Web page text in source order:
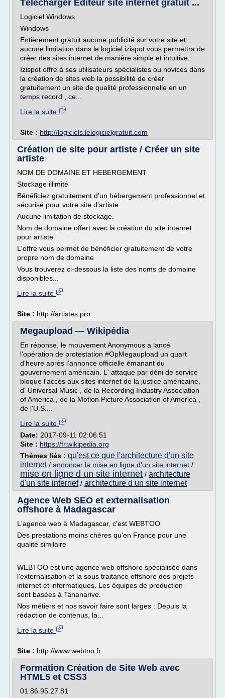
Télécharger Editeur site internet gratuit ...
Logiciel Windows
Windows
Entièrement gratuit aucune publicité sur votre site et
aucune limitation dans le logiciel izispot vous permettra de
créer des sites internet de manière simple et intuitive.
Izispot offre à ses utilisateurs spécialistes ou novices dans
la création de sites web la possibilité de créer
gratuitement un site de qualité professionnelle en un
temps record , ce...
Lire la suite
Site : http://logiciels.lelogicielgratuit.com
Création de site pour artiste / Créer un site
artiste
NOM DE DOMAINE ET HEBERGEMENT
Stockage illimité
Bénéficiez gratuitement d'un hébergement professionnel et
sécurisé pour votre site d'artiste.
Aucune limitation de stockage.
Nom de domaine offert avec la création du site internet
pour artiste
L'offre vous permet de bénéficier gratuitement de votre
propre nom de domaine
Vous trouverez ci-dessous la liste des noms de domaine
disponibles...
Lire la suite
Site : http://artistes.pro
Megaupload — Wikipédia
En réponse, le mouvement Anonymous a lancé
l'opération de protestation #OpMegaupload un quart
d'heure après l'annonce officielle émanant du
gouvernement américain. L' attaque par déni de service
bloque l'accès aux sites internet de la justice américaine,
d' Universal Music , de la Recording Industry Association
of America , de la Motion Picture Association of America ,
de l'U.S....
Lire la suite
Date: 2017-09-11 02:06:51
Site : https://fr.wikipedia.org
Thèmes liés : qu'est ce que l'architecture d'un site
internet/ annoncer la mise en ligne d'un site internet /
mise en ligne d un site internet / architecture
d'un site internet/ architecture d un site internet
Agence Web SEO et externalisation
offshore à Madagascar
L'agence web à Madagascar, c'est WEBTOO
Des prestations moins chères qu'en France pour une
qualité similaire
WEBTOO est une agence web offshore spécialisée dans
l'externalisation et la sous traitance offshore des projets
internet et informatiques. Les équipes de production
sont basées à Tananarive.
Nos métiers et nos savoir faire sont larges : Depuis la
rédaction de contenus, la...
Lire la suite
Site : http://www.webtoo.fr
Formation Création de Site Web avec
HTML5 et CSS3
01.86.95.27.81